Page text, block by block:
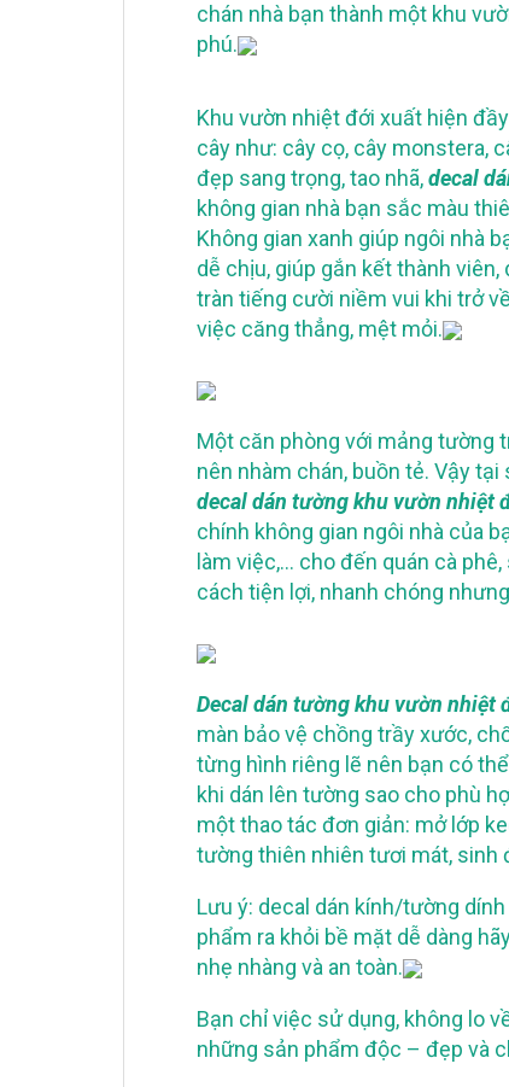
chán nhà bạn thành một khu
phú.
Khu vườn nhiệt đới xuất hiện
cây như: cây cọ, cây monstera,
đẹp sang trọng, tao nhã,decal
không gian nhà bạn sắc màu
Không gian xanh giúp ngôi nhà
dễ chịu, giúp gắn kết thành
tràn tiếng cười niềm vui khi trở
việc căng thẳng, mệt mỏi.
Một căn phòng với mảng tường
nên nhàm chán, buồn tẻ. Vậy
decal dán tường khu vườn nhiệt
chính không gian ngôi nhà của
làm việc,… cho đến quán cà
cách tiện lợi, nhanh chóng
Decal dán tường khu vườn nhiệt
màn bảo vệ chồng trầy xước,
từng hình riêng lẽ nên bạn có
khi dán lên tường sao cho phù
một thao tác đơn giản: mở lớp
tường thiên nhiên tươi mát, sinh
Lưu ý: decal dán kính/tường
phẩm ra khỏi bề mặt dễ dàng
nhẹ nhàng và an toàn.
Bạn chỉ việc sử dụng, không lo
những sản phẩm độc – đẹp và